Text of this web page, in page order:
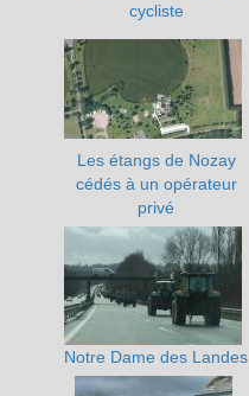
cycliste
Les étangs de Nozay
cédés à un opérateur
privé
Notre Dame des Landes